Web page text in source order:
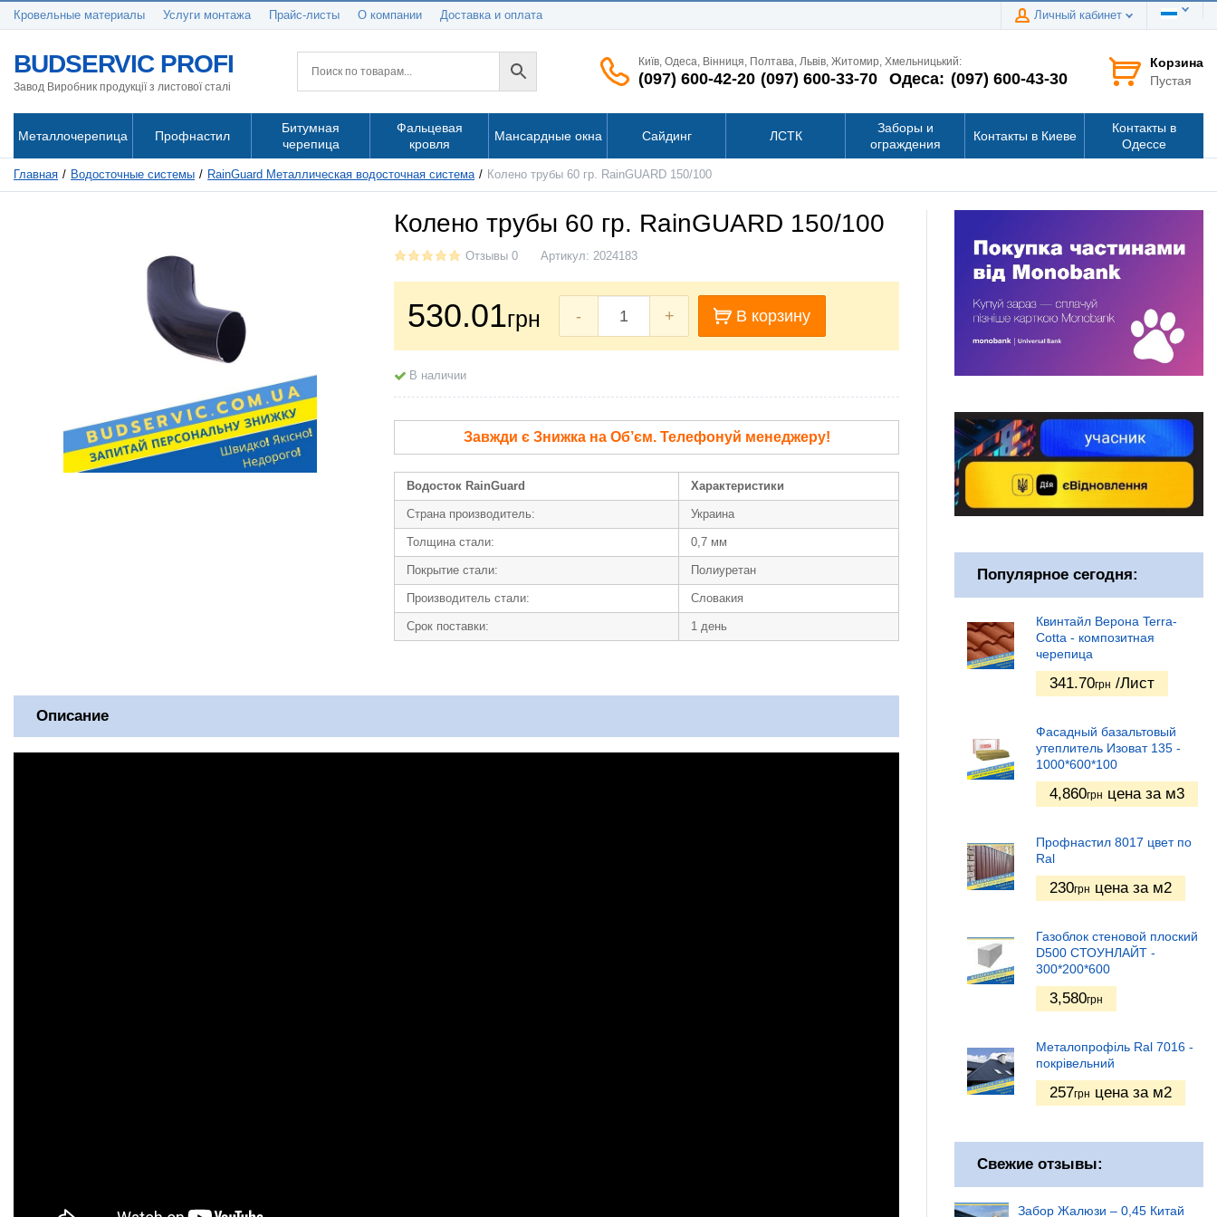
Кровельные материалы Услуги монтажа Прайс-листы О компании Доставка и оплата Личный кабинет
BUDSERVIC PROFI
Завод Виробник продукції з листової сталі
Київ, Одеса, Вінниця, Полтава, Львів, Житомир, Хмельницький:
(097) 600-42-20 (097) 600-33-70 Одеса: (097) 600-43-30
Корзина
Пустая
Металлочерепица Профнастил
Битумная
черепица
Фальцевая
кровля
Мансардные окна Сайдинг ЛСТК
Заборы и
ограждения
Контакты в Киеве
Контакты в
Одессе
Главная Водосточные системы RainGuard Металлическая водосточная система Колено трубы 60 гр. RainGUARD 150/100
Колено трубы 60 гр. RainGUARD 150/100
Отзывы 0 Артикул: 2024183
530.01грн - + В корзину
В наличии
Завжди є Знижка на Об’єм. Телефонуй менеджеру!
Водосток RainGuard Характеристики
Страна производитель: Украина
Толщина стали: 0,7 мм
Покрытие стали: Полиуретан
Производитель стали: Словакия
Срок поставки: 1 день
Описание
Популярное сегодня:
Квинтайл Верона Terra-
Cotta - композитная
черепица
341.70грн /Лист
Фасадный базальтовый
утеплитель Изоват 135 -
1000*600*100
4,860грн цена за м3
Профнастил 8017 цвет по
Ral
230грн цена за м2
Газоблок стеновой плоский
D500 СТОУНЛАЙТ -
300*200*600
3,580грн
Металопрофіль Ral 7016 -
покрівельний
257грн цена за м2
Свежие отзывы:
Забор Жалюзи – 0,45 Китай